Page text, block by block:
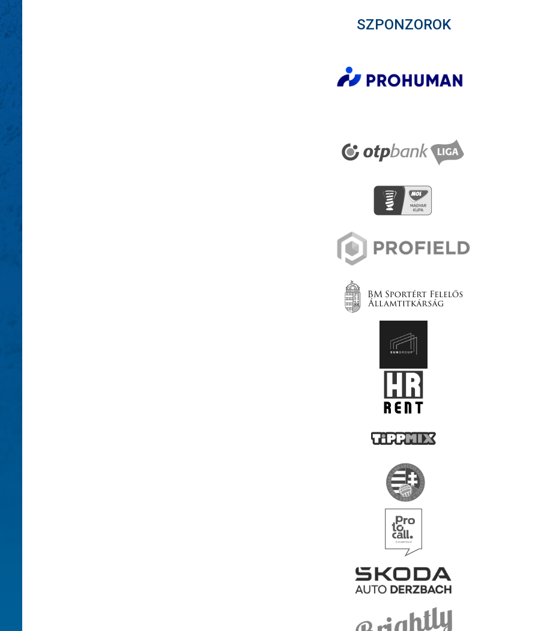
SZPONZOROK